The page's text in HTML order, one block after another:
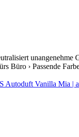
unangenehme
Büro › Passende